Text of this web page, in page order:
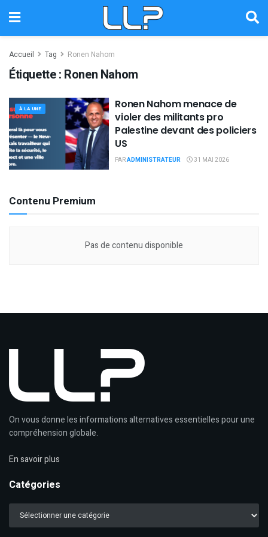
Accueil Tag Ronen Nahom
Étiquette : Ronen Nahom
À LA UNE
Ronen Nahom menace de
violer des militants pro
Palestine devant des policiers
US
PARADMINISTRATEUR 31 MAI 2026
Contenu Premium
Pas de contenu disponible
On vous donne les informations alternatives essentielles pour une
compréhension globale.
En savoir plus
Catégories
Catégories